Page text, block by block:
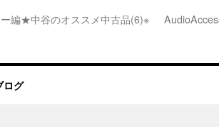
編★中谷のオススメ中古品(6)※
ログ